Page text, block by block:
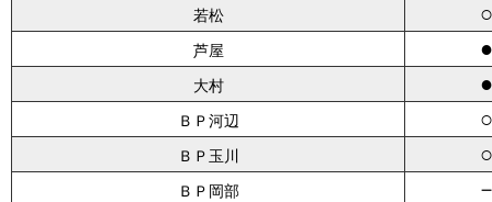
若松 ○
芦屋 ●
大村 ●
ＢＰ河辺 ○
ＢＰ玉川 ○
ＢＰ岡部